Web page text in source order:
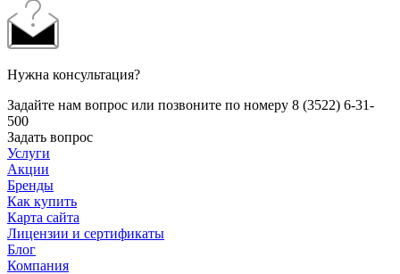
Нужна консультация?
Задайте нам вопрос или позвоните по номеру 8 (3522) 6-31-
500
Задать вопрос
Услуги
Акции
Бренды
Как купить
Карта сайта
Лицензии и сертификаты
Блог
Компания